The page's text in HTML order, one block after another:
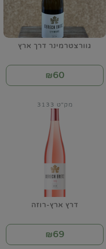
גוורצטרמינר דרך ארץ
₪60
דרץ ארץ-רוזה
מק"ט 3133
₪69